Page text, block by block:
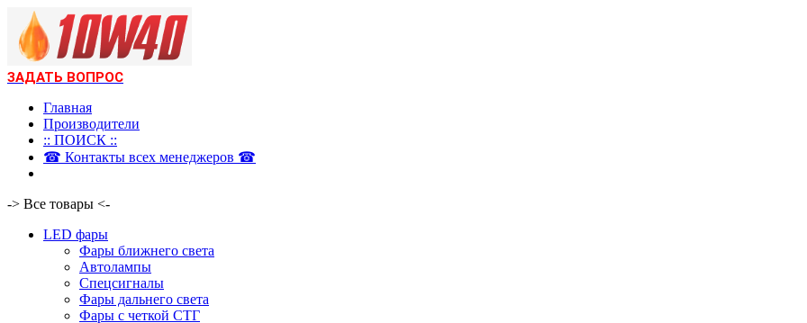
ЗАДАТЬ ВОПРОС
Главная
Производители
:: ПОИСК ::
☎ Контакты всех менеджеров ☎
-> Все товары <-
LED фары
Фары ближнего света
Автолампы
Спецсигналы
Фары дальнего света
Фары с четкой СТГ